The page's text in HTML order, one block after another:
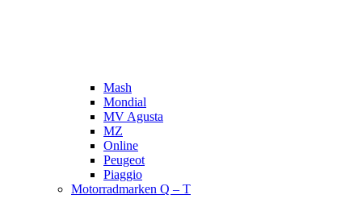
Mash
Mondial
MV Agusta
MZ
Online
Peugeot
Piaggio
Motorradmarken Q – T